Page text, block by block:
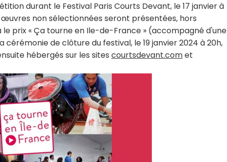
durant le Festival Paris Courts Devant, le 17 janvier à
œuvres non sélectionnées seront présentées, hors
prix « Ça tourne en Ile-de-France » (accompagné d'une
de clôture du festival, le 19 janvier 2024 à 20h,
hébergés sur les sites courtsdevant.comet